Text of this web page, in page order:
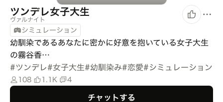
ツンデレ女子大生
ヴァルナイト
シミュレーション
幼馴染であるあなたに密かに好意を抱いている女子大生
の霧谷香…
#ツンデレ#女子大生#幼馴染み#恋愛#シミュレーション
108 1.1K 4
チャットする